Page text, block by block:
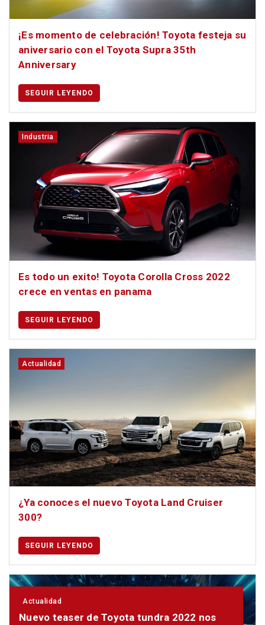
¡Es momento de celebración! Toyota festeja su
aniversario con el Toyota Supra 35th
Anniversary
SEGUIR LEYENDO
Industria
Es todo un exito! Toyota Corolla Cross 2022
crece en ventas en panama
SEGUIR LEYENDO
Actualidad
¿Ya conoces el nuevo Toyota Land Cruiser
300?
SEGUIR LEYENDO
Actualidad
Nuevo teaser de Toyota tundra 2022 nos